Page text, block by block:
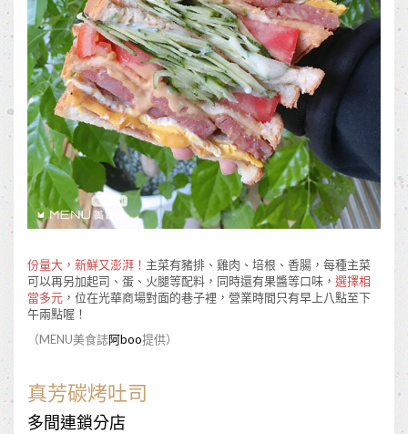
份量大，新鮮又澎湃！ 主菜有豬排、雞肉、培根、香腸，每種主菜
可以再另加起司、蛋、火腿等配料，同時還有果醬等口味， 選擇相
當多元 ，位在光華商場對面的巷子裡，營業時間只有早上八點至下
午兩點喔！
（MENU美食誌阿boo提供）
真芳碳烤吐司
多間連鎖分店